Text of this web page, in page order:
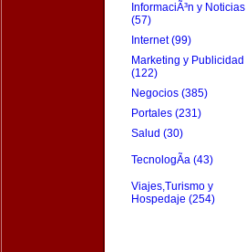
InformaciÃ³n y Noticias
(57)
Internet (99)
Marketing y Publicidad
(122)
Negocios (385)
Portales (231)
Salud (30)
TecnologÃ­a (43)
Viajes,Turismo y
Hospedaje (254)